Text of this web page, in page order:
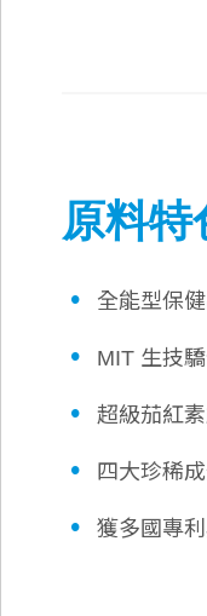
原料特
• 全能型保
• MIT 生技
• 超級茄紅
• 四大珍稀
• 獲多國專